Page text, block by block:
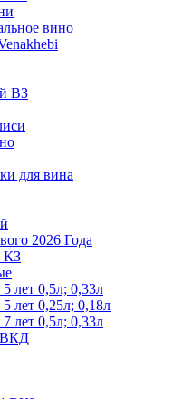
вино
ВЗ
для вина
2026 Года
КЗ
лет 0,5л; 0,33л
лет 0,25л; 0,18л
лет 0,5л; 0,33л
ВКД